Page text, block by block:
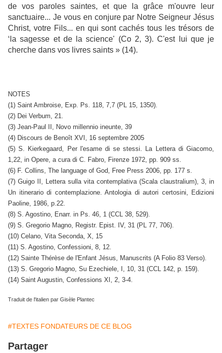
de vos paroles saintes, et que la grâce m'ouvre leur
sanctuaire... Je vous en conjure par Notre Seigneur Jésus
Christ, votre Fils... en qui sont cachés tous les trésors de
‘la sagesse et de la science' (Co 2, 3). C'est lui que je
cherche dans vos livres saints » (14).
NOTES
(1) Saint Ambroise, Exp. Ps. 118, 7,7 (PL 15, 1350).
(2) Dei Verbum, 21.
(3) Jean-Paul II, Novo millennio ineunte, 39
(4) Discours de Benoît XVI, 16 septembre 2005
(5) S. Kierkegaard, Per l'esame di se stessi. La Lettera di Giacomo,
1,22, in Opere, a cura di C. Fabro, Firenze 1972, pp. 909 ss.
(6) F. Collins, The language of God, Free Press 2006, pp. 177 s.
(7) Guigo II, Lettera sulla vita contemplativa (Scala claustralium), 3, in
Un itinerario di contemplazione. Antologia di autori certosini, Edizioni
Paoline, 1986, p.22.
(8) S. Agostino, Enarr. in Ps. 46, 1 (CCL 38, 529).
(9) S. Gregorio Magno, Registr. Epist. IV, 31 (PL 77, 706).
(10) Celano, Vita Seconda, X, 15
(11) S. Agostino, Confessioni, 8, 12.
(12) Sainte Thérèse de l'Enfant Jésus, Manuscrits (A Folio 83 Verso).
(13) S. Gregorio Magno, Su Ezechiele, I, 10, 31 (CCL 142, p. 159).
(14) Saint Augustin, Confessions XI, 2, 3-4.
Traduit de l'italien par Gisèle Plantec
#TEXTES FONDATEURS DE CE BLOG
Partager